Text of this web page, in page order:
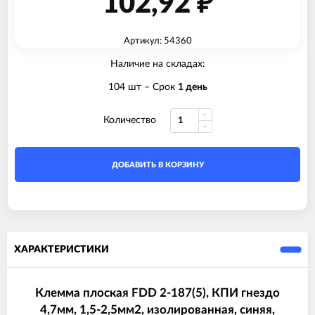
Артикул: 54360
Наличие на складах:
104 шт– Срок 1 день
Количество
ДОБАВИТЬ В КОРЗИНУ
ХАРАКТЕРИСТИКИ
Клемма плоская FDD 2-187(5), КПИ гнездо
4,7мм, 1,5-2,5мм2, изолированная, синяя,